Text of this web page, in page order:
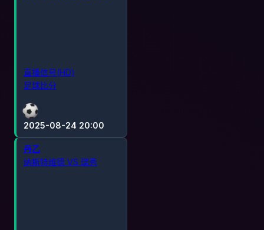
2025-08-24 20:00
直播信号(HD)
足球比分
丹乙
纳斯特维德 VS 瑞秀